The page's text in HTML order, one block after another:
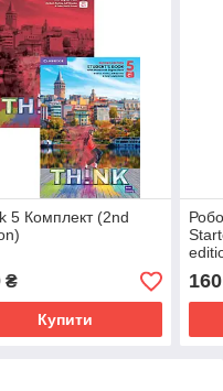
5 Комплект (2nd
₴
Купити
160